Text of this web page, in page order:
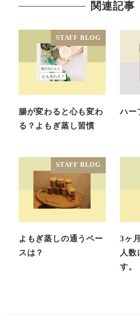
関連記事
STAFF BLOG
腸が変わると心も変わ
る？よもぎ蒸し習慣
ハー
STAFF BLOG
よもぎ蒸しの通うペー
スは？
3ヶ
人数
す。